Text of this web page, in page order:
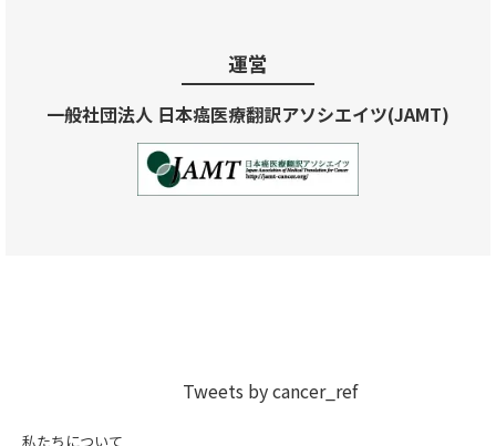
運営
一般社団法人 日本癌医療翻訳アソシエイツ(JAMT)
Tweets by cancer_ref
私たちについて